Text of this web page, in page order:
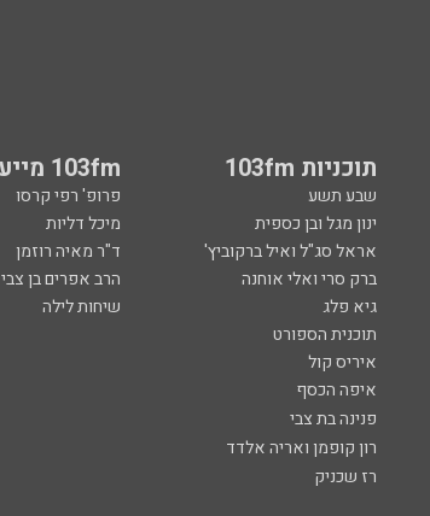
תוכניות 103fm 103fm מייעצים
שבע תשע פרופ' רפי קרסו
ינון מגל ובן כספית
מיכל דליות
אראל סג"ל ואיל ברקוביץ'
ד"ר מאיה רוזמן
ברק סרי ואלי אוחנה
הרב אפרים בן צבי
גיא פלג
שיחות לילה
תוכנית הספורט
איריס קול
איפה הכסף
פנינה בת צבי
רון קופמן ואריה אלדד
רז שכניק